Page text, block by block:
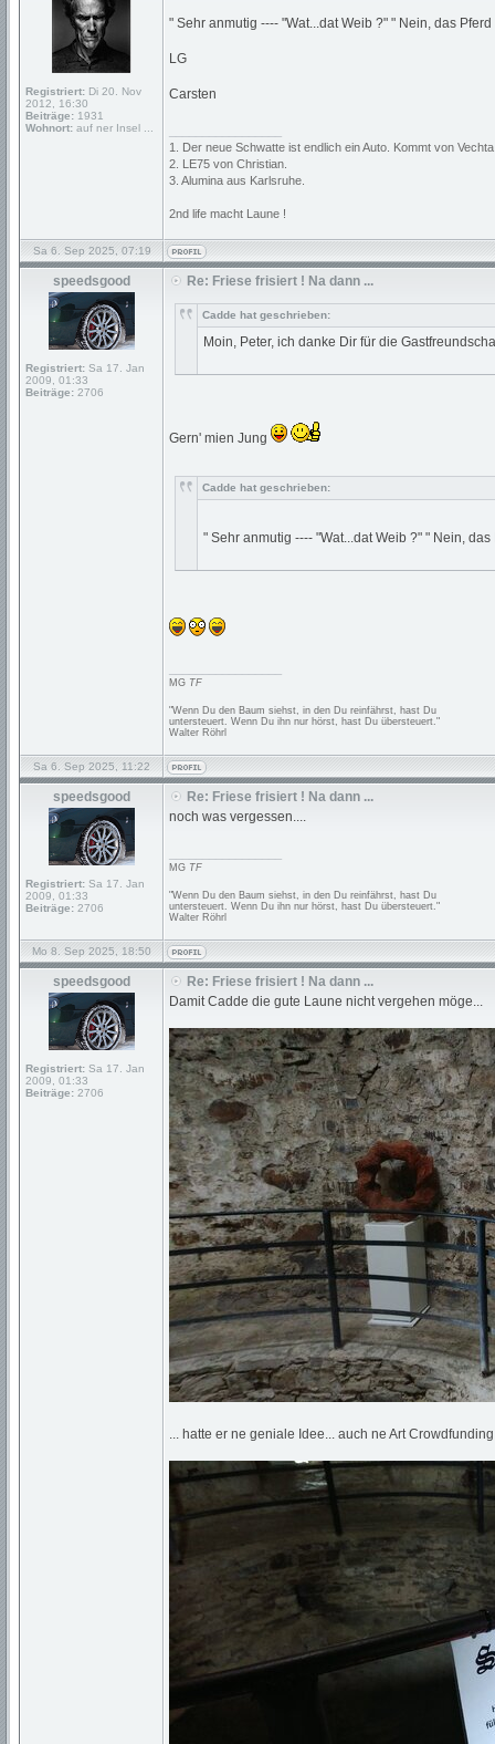
Registriert: Di 20. Nov
2012, 16:30
Beiträge: 1931
Wohnort: auf ner Insel ...
" Sehr anmutig ---- "Wat...dat Weib ?" " Nein, das
LG
Carsten
1. Der neue Schwatte ist endlich ein Auto. Kommt von
2. LE75 von Christian.
3. Alumina aus Karlsruhe.
2nd life macht Laune !
Sa 6. Sep 2025, 07:19
speedsgood
Registriert: Sa 17. Jan
2009, 01:33
Beiträge: 2706
Re: Friese frisiert ! Na dann ...
Cadde hat geschrieben:
Moin, Peter, ich danke Dir für die
Gern' mien Jung
Cadde hat geschrieben:
" Sehr anmutig ---- "Wat...dat Weib ?" " Nein,
MG TF
"Wenn Du den Baum siehst, in den Du reinfährst, hast Du
untersteuert. Wenn Du ihn nur hörst, hast Du übersteuert."
Walter Röhrl
Sa 6. Sep 2025, 11:22
speedsgood
Registriert: Sa 17. Jan
2009, 01:33
Beiträge: 2706
Re: Friese frisiert ! Na dann ...
noch was vergessen....
MG TF
"Wenn Du den Baum siehst, in den Du reinfährst, hast Du
untersteuert. Wenn Du ihn nur hörst, hast Du übersteuert."
Walter Röhrl
Mo 8. Sep 2025, 18:50
speedsgood
Registriert: Sa 17. Jan
2009, 01:33
Beiträge: 2706
Re: Friese frisiert ! Na dann ...
Damit Cadde die gute Laune nicht vergehen möge...
... hatte er ne geniale Idee... auch ne Art